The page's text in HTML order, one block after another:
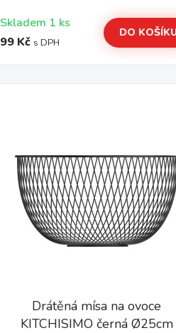
Skladem 1 ks
99 Kč s DPH
DO
Drátěná mísa na ovoce
KITCHISIMO černá Ø25cm